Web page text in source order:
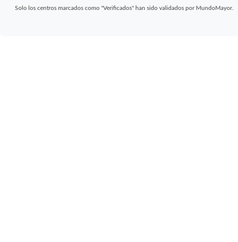
Solo los centros marcados como "Verificados" han sido validados por MundoMayor.